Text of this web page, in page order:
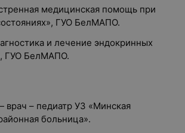
медицинская помощь при
ГУО БелМАПО.
и лечение эндокринных
ГУО БелМАПО.
врач – педиатр УЗ «Минская
больница».